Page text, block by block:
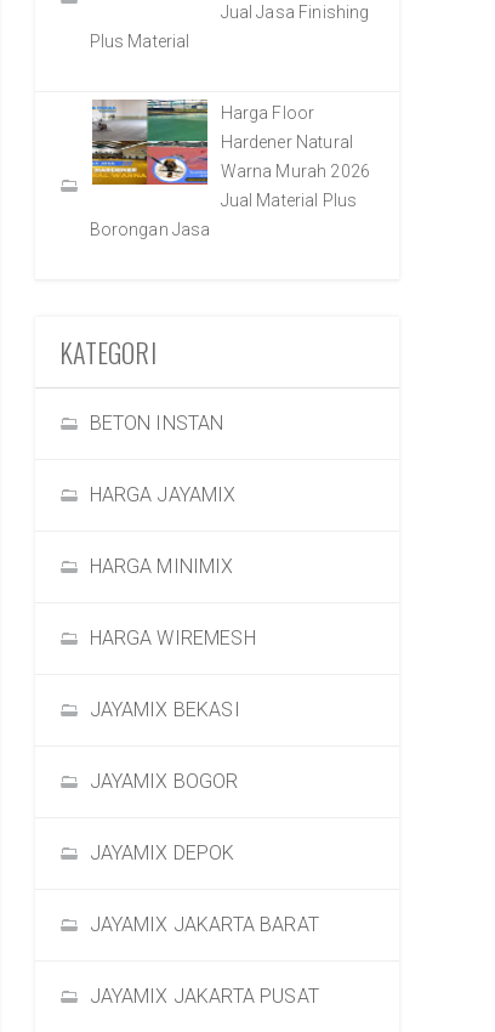
Jual Jasa Finishing
Plus Material
Harga Floor
Hardener Natural
Warna Murah 2026
Jual Material Plus
Borongan Jasa
KATEGORI
BETON INSTAN
HARGA JAYAMIX
HARGA MINIMIX
HARGA WIREMESH
JAYAMIX BEKASI
JAYAMIX BOGOR
JAYAMIX DEPOK
JAYAMIX JAKARTA BARAT
JAYAMIX JAKARTA PUSAT